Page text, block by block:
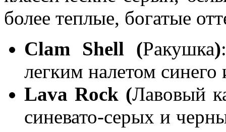
более теплые, богатые
Clam Shell (Ракушка)
легким налетом синего
Lava Rock (Лавовый
синевато-серых и